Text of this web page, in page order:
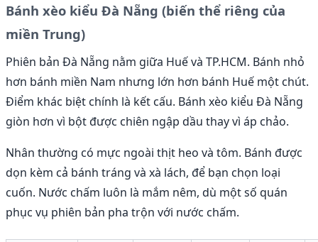
Bánh xèo kiểu Đà Nẵng (biến thể riêng của
miền Trung)
Phiên bản Đà Nẵng nằm giữa Huế và TP.HCM. Bánh nhỏ
hơn bánh miền Nam nhưng lớn hơn bánh Huế một chút.
Điểm khác biệt chính là kết cấu. Bánh xèo kiểu Đà Nẵng
giòn hơn vì bột được chiên ngập dầu thay vì áp chảo.
Nhân thường có mực ngoài thịt heo và tôm. Bánh được
dọn kèm cả bánh tráng và xà lách, để bạn chọn loại
cuốn. Nước chấm luôn là mắm nêm, dù một số quán
phục vụ phiên bản pha trộn với nước chấm.